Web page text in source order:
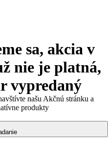
sa, akcia v
nie je platná,
vypredaný
našu Akčnú stránku a
produkty